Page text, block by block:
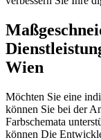
Wien
Möchten Sie eine
können Sie bei der
Farbschemata
können Die